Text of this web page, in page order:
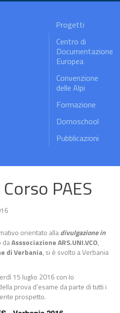
Progetti
Centro di
Documentazione
Europea
Convenzione
delle Alpi
Formazione
Domoschool
Pubblicazioni
PAES
orientato alladivulgazione in
daAsssociazione ARS.UNI.VCO,
di Verbania, si è svolto a Verbania
15 luglio 2016 con lo
prova d’esame da parte di tutti i
prospetto.